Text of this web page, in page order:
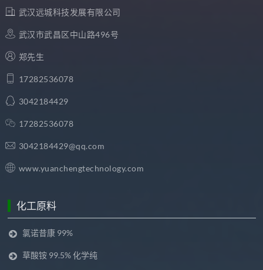
武汉远城科技发展有限公司
武汉市武昌区中山路496号
郑先生
17282536078
3042184429
17282536078
3042184429@qq.com
www.yuanchengtechnology.com
化工原料
氯诺昔康 99%
草酸铵 99.5% 化学纯